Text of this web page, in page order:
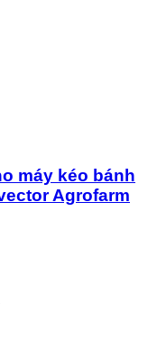
máy kéo bánh
Agrofarm